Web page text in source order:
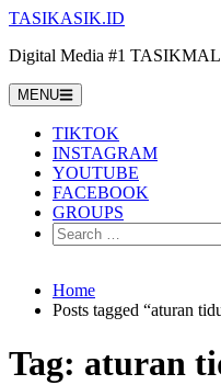
Skip
content
TASIKASIK.ID
Digital Media #1
MENU
TIKTOK
INSTAGRAM
YOUTUBE
FACEBOOK
GROUPS
Search
for:
Home
Posts tagged “aturan
Tag: aturan